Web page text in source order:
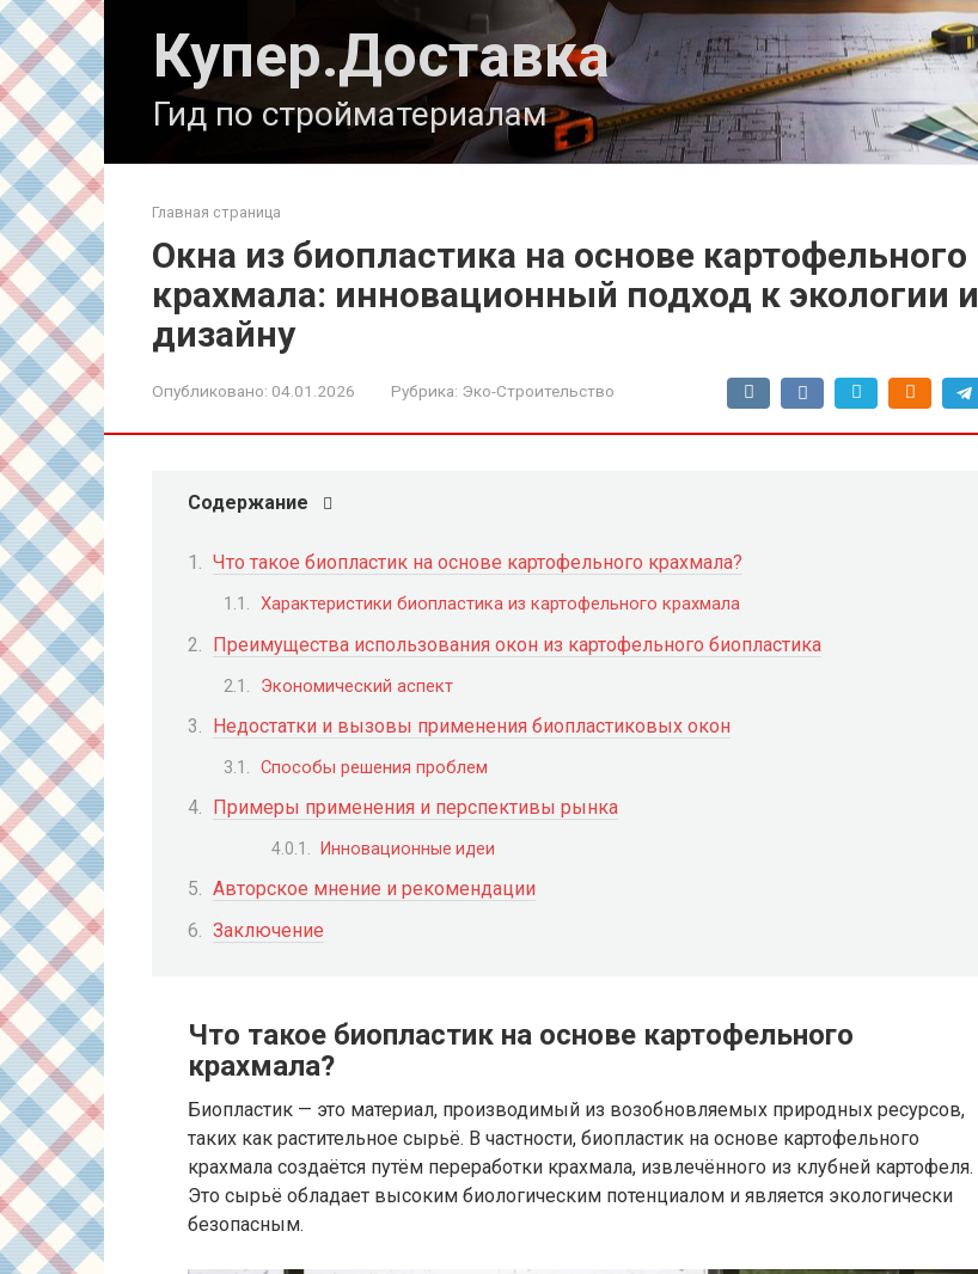
Перейти
к
контенту
Купер.Доставка
Гид по стройматериалам
Главная страница
Окна из биопластика на основе картофельного
крахмала: инновационный подход к экологии и
дизайну
Опубликовано: 04.01.2026 Рубрика: Эко-Строительство
Содержание
Что такое биопластик на основе картофельного крахмала?
Характеристики биопластика из картофельного крахмала
Преимущества использования окон из картофельного биопластика
Экономический аспект
Недостатки и вызовы применения биопластиковых окон
Способы решения проблем
Примеры применения и перспективы рынка
Инновационные идеи
Авторское мнение и рекомендации
Заключение
Что такое биопластик на основе картофельного
крахмала?
Биопластик — это материал, производимый из возобновляемых природных ресурсов,
таких как растительное сырьё. В частности, биопластик на основе картофельного
крахмала создаётся путём переработки крахмала, извлечённого из клубней картофеля.
Это сырьё обладает высоким биологическим потенциалом и является экологически
безопасным.